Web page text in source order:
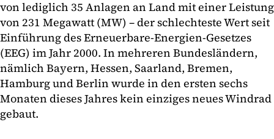
von lediglich 35 Anlagen an Land mit einer Leistung
von 231 Megawatt (MW) – der schlechteste Wert seit
Einführung des Erneuerbare-Energien-Gesetzes
(EEG) im Jahr 2000. In mehreren Bundesländern,
nämlich Bayern, Hessen, Saarland, Bremen,
Hamburg und Berlin wurde in den ersten sechs
Monaten dieses Jahres kein einziges neues Windrad
gebaut.